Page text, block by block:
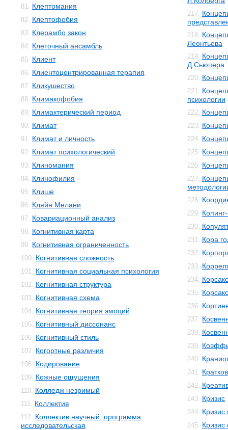
81. Клептомания
82. Клептофобия
83. Клерамбо закон
84. Клеточный ансамбль
85. Клиент
86. Клиентоцентрированная терапия
87. Кликушество
88. Климакофобия
89. Климактерический период
90. Климат
91. Климат и личность
92. Климат психологический
93. Клиномания
94. Клинофилия
95. Клише
96. Кляйн Мелани
97. Ковариационный анализ
98. Когнитивная карта
99. Когнитивная ограниченность
100. Когнитивная сложность
101. Когнитивная социальная психология
102. Когнитивная структура
103. Когнитивная схема
104. Когнитивная теория эмоций
105. Когнитивный диссонанс
106. Когнитивный стиль
107. Когортные различия
108. Кодирование
109. Кожные ощущения
110. Колледж незримый
111. Коллектив
112. Коллектив научный: программа
исследовательская
217.
218.
Леонтьева
219.
Д.Сьюпера
220.
221.
психологии
222.
223.
224.
225.
226.
227.
228.
229.
230.
231. Кора
232.
233.
234.
235.
236.
237.
238.
239.
240.
241.
242.
243. Кризис
244. Кризис
245. Кризис